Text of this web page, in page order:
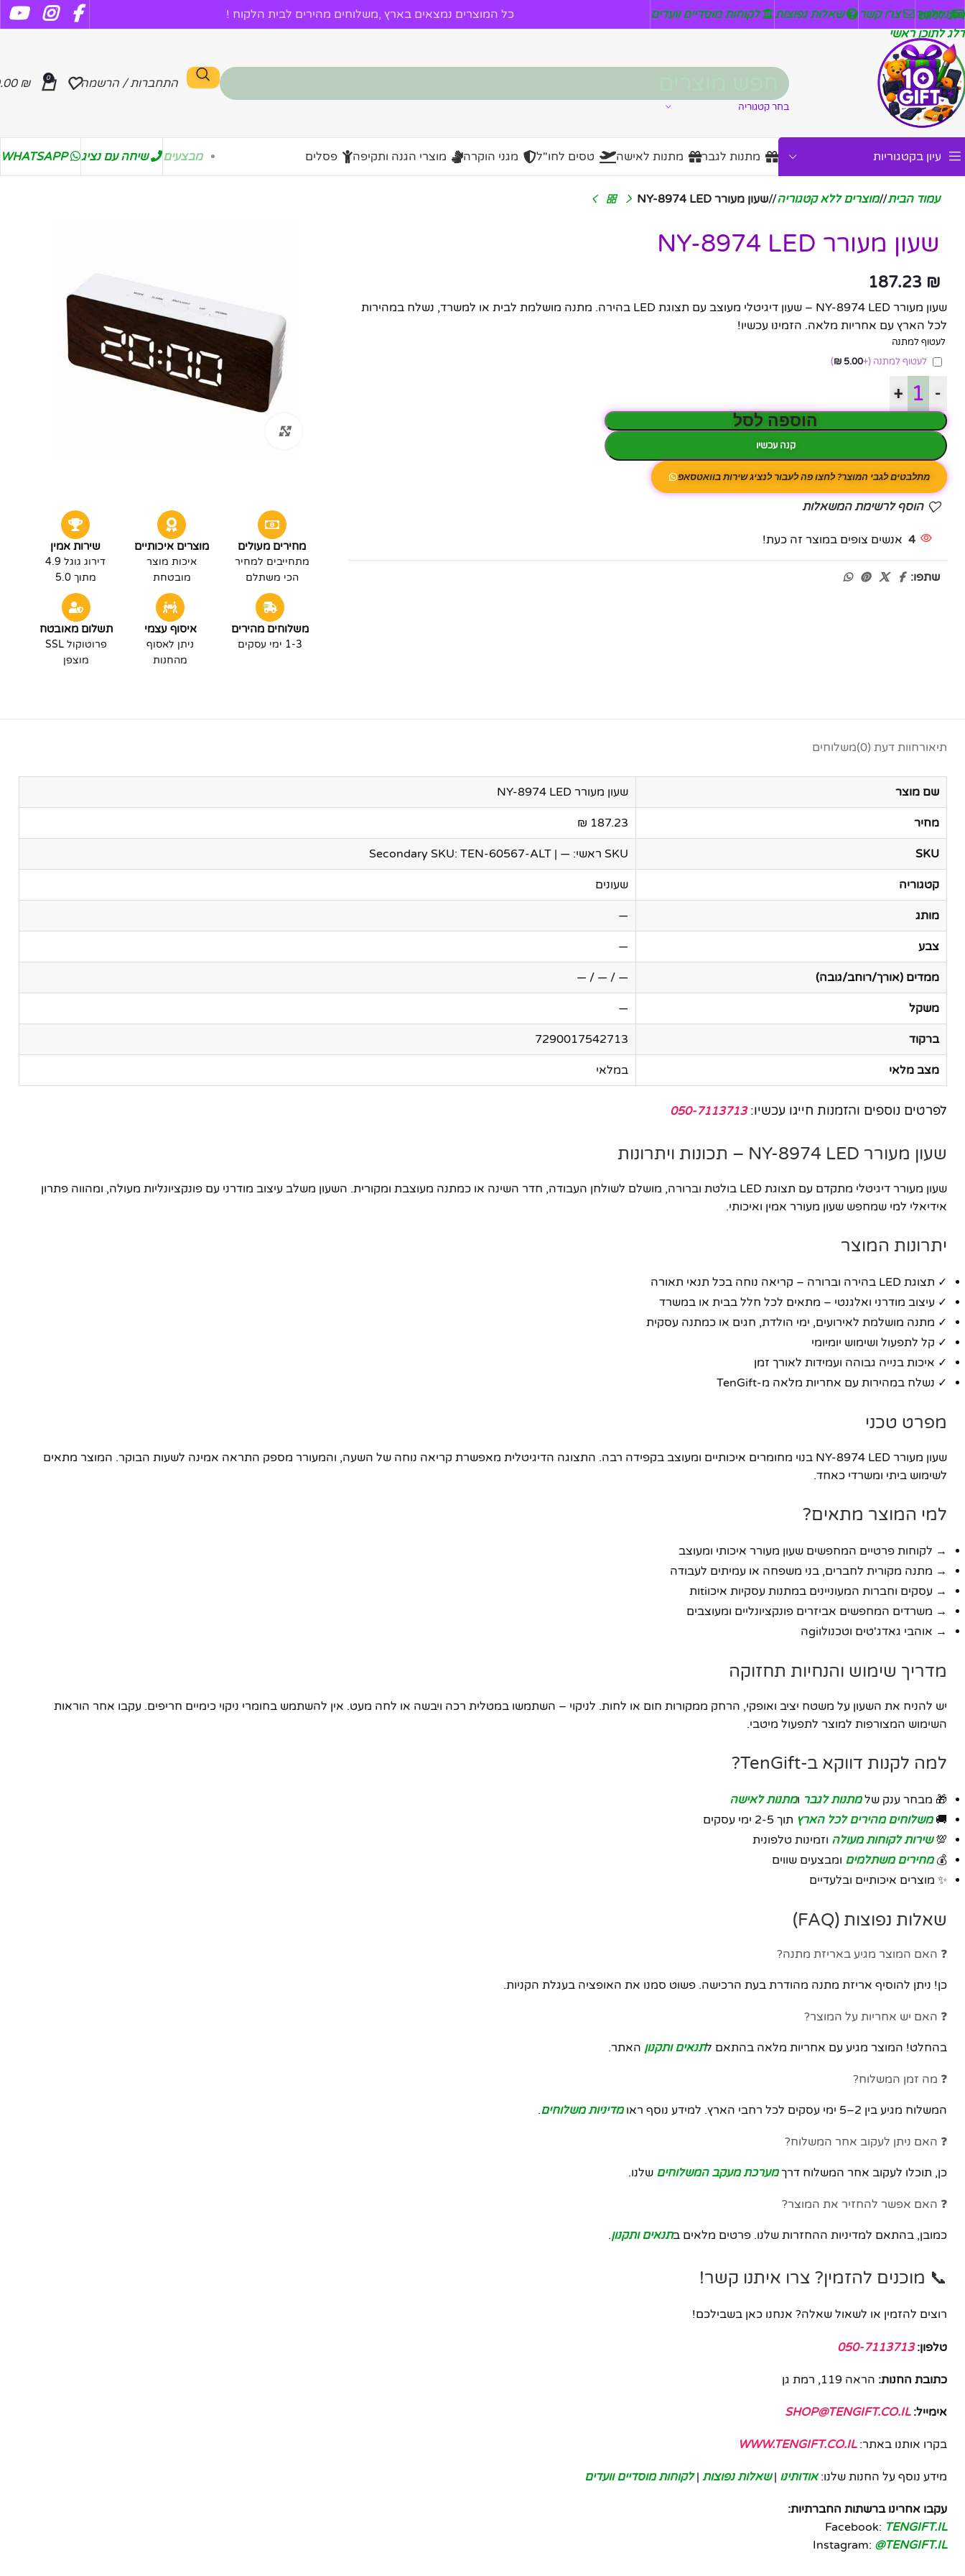
דלג לניווט
דלג לתוכן ראשי
ניזלטר צרו קשר שאלות נפוצות לקוחות מוסדיים וועדים כל המוצרים נמצאים בארץ ,משלוחים מהירים לבית הלקוח !
בחר קטגוריה
התחברות / הרשמה 0
₪
עיון בקטגוריות מתנות לגבר מתנות לאישה טסים לחו"ל מגני הוקרה מוצרי הגנה ותקיפה פסלים מבצעים שיחה עם נציג WHATSAPP
מחירים מעולים
מתחייבים למחיר
הכי משתלם
מוצרים איכותיים
איכות מוצר
מובטחת
שירות אמין
דירוג גוגל 4.9
מתוך 5.0
משלוחים מהירים
1-3 ימי עסקים
איסוף עצמי
ניתן לאסוף
מהחנות
תשלום מאובטח
פרוטוקול SSL
מוצפן
עמוד הבית/ מוצרים ללא קטגוריה/ שעון מעורר NY-8974 LED
שעון מעורר NY-8974 LED
187.23 ₪
שעון מעורר NY-8974 LED – שעון דיגיטלי מעוצב עם תצוגת LED בהירה. מתנה מושלמת לבית או למשרד, נשלח במהירות
לכל הארץ עם אחריות מלאה. הזמינו עכשיו!
לעטוף למתנה
לעטוף למתנה(+
5.00
₪
)
-
+
הוספה לסל
קנה עכשיו
מתלבטים לגבי המוצר? לחצו פה לעבור לנציג שירות בוואטסאפ
הוסף לרשימת המשאלות
4 אנשים צופים במוצר זה כעת!
שתפו:
תיאורחוות דעת (0) משלוחים
שם מוצר שעון מעורר NY-8974 LED
מחיר 187.23 ₪
SKU SKU ראשי: — | Secondary SKU: TEN-60567-ALT
קטגוריה שעונים
מותג —
צבע —
ממדים (אורך/רוחב/גובה) — / — / —
משקל —
ברקוד 7290017542713
מצב מלאי במלאי
לפרטים נוספים והזמנות חייגו עכשיו:050-7113713
שעון מעורר NY-8974 LED – תכונות ויתרונות
שעון מעורר דיגיטלי מתקדם עם תצוגת LED בולטת וברורה, מושלם לשולחן העבודה, חדר השינה או כמתנה מעוצבת ומקורית. השעון משלב עיצוב מודרני עם פונקציונליות מעולה, ומהווה פתרון
אידיאלי למי שמחפש שעון מעורר אמין ואיכותי.
יתרונות המוצר
✓ תצוגת LED בהירה וברורה – קריאה נוחה בכל תנאי תאורה
✓ עיצוב מודרני ואלגנטי – מתאים לכל חלל בבית או במשרד
✓ מתנה מושלמת לאירועים, ימי הולדת, חגים או כמתנה עסקית
✓ קל לתפעול ושימוש יומיומי
✓ איכות בנייה גבוהה ועמידות לאורך זמן
✓ נשלח במהירות עם אחריות מלאה מ-TenGift
מפרט טכני
שעון מעורר NY-8974 LED בנוי מחומרים איכותיים ומעוצב בקפידה רבה. התצוגה הדיגיטלית מאפשרת קריאה נוחה של השעה, והמעורר מספק התראה אמינה לשעות הבוקר. המוצר מתאים
לשימוש ביתי ומשרדי כאחד.
למי המוצר מתאים?
→ לקוחות פרטיים המחפשים שעון מעורר איכותי ומעוצב
→ מתנה מקורית לחברים, בני משפחה או עמיתים לעבודה
→ עסקים וחברות המעוניינים במתנות עסקיות איכוtiות
→ משרדים המחפשים אביזרים פונקציונליים ומעוצבים
→ אוהבי גאדג'טים וטכנולוgiה
מדריך שימוש והנחיות תחזוקה
יש להניח את השעון על משטח יציב ואופקי, הרחק ממקורות חום או לחות. לניקוי – השתמשו במטלית רכה ויבשה או לחה מעט. אין להשתמש בחומרי ניקוי כימיים חריפים. עקבו אחר הוראות
השימוש המצורפות למוצר לתפעול מיטבי.
למה לקנות דווקא ב-TenGift?
🎁 מבחר ענק שלמתנות לגבר ומתנות לאישה
🚚משלוחים מהירים לכל הארץ תוך 2-5 ימי עסקים
💯שירות לקוחות מעולה וזמינות טלפונית
💰מחירים משתלמים ומבצעים שווים
✨ מוצרים איכותיים ובלעדיים
שאלות נפוצות (FAQ)
❓ האם המוצר מגיע באריזת מתנה?
כן! ניתן להוסיף אריזת מתנה מהודרת בעת הרכישה. פשוט סמנו את האופציה בעגלת הקניות.
❓ האם יש אחריות על המוצר?
בהחלט! המוצר מגיע עם אחריות מלאה בהתאם לתנאים ותקנון האתר.
❓ מה זמן המשלוח?
המשלוח מגיע בין 2–5 ימי עסקים לכל רחבי הארץ. למידע נוסף ראו מדיניות משלוחים.
❓ האם ניתן לעקוב אחר המשלוח?
כן, תוכלו לעקוב אחר המשלוח דרךמערכת מעקב המשלוחים שלנו.
❓ האם אפשר להחזיר את המוצר?
כמובן, בהתאם למדיניות ההחזרות שלנו. פרטים מלאים בתנאים ותקנון.
📞 מוכנים להזמין? צרו איתנו קשר!
רוצים להזמין או לשאול שאלה? אנחנו כאן בשבילכם!
טלפון: 050-7113713
כתובת החנות: הראה 119, רמת גן
אימייל: SHOP@TENGIFT.CO.IL
בקרו אותנו באתר:WWW.TENGIFT.CO.IL
מידע נוסף על החנות שלנו:אודותינו |שאלות נפוצות |לקוחות מוסדיים וועדים
עקבו אחרינו ברשתות החברתיות:
Facebook: TENGIFT.IL
Instagram: @TENGIFT.IL
אינסטגרם
יוטיוב